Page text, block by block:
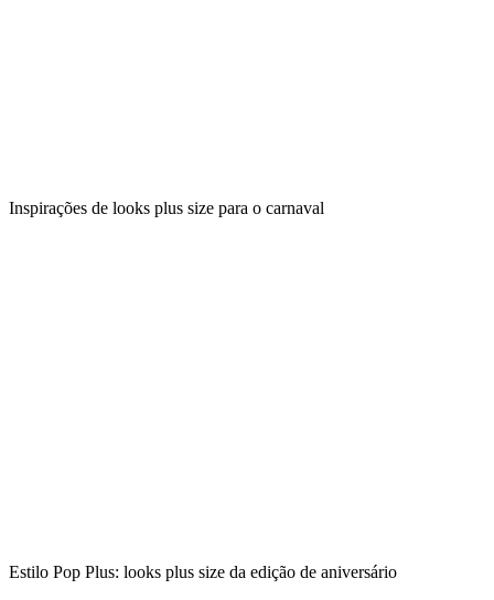
Inspirações de looks plus size para o carnaval
Estilo Pop Plus: looks plus size da edição de aniversário